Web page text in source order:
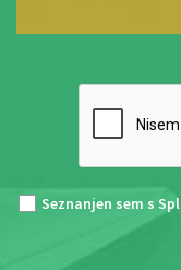
Seznanjen sem s